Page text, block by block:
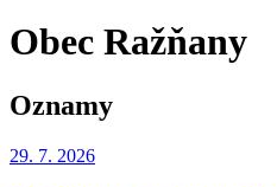
Obec Ražňany
Oznamy
29. 7. 2026